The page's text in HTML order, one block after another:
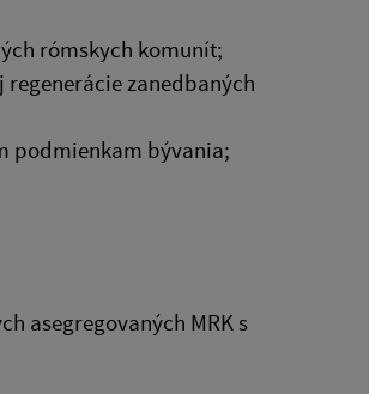
rómskych komunít;
zanedbaných
podmienkam bývania;
asegregovaných MRK s